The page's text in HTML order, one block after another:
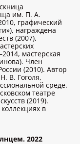
им. П. А.
графический
награждена
(2007),
мастерская
Член
(2010). Автор
В. Гоголя,
среде.
театре
(2019).
в
2022